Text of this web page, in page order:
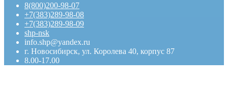
8(800)200-98-07
+7(383)289-98-08
+7(383)289-98-09
shp-nsk
info.shp@yandex.ru
г. Новосибирск, ул. Королева 40, корпус 87
8.00-17.00